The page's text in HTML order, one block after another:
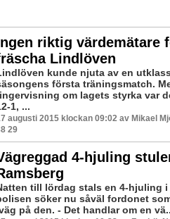
riktig värdemätare
Lindlöven
kunde njuta av en
första träningsmatch.
om lagets styrka var
1, ...
augusti 2015 klockan 09:02 av Mikael
29
4-hjuling
till lördag stals en 4-hjuling i
söker nu såväl fordonet
på den. - Det handlar om en